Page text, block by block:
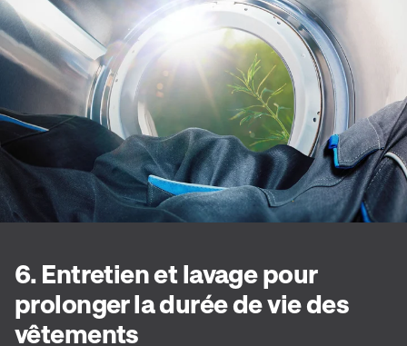
6. Entretien et lavage pour
prolonger la durée de vie des
vêtements